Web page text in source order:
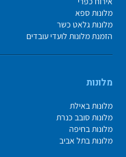
מלונות ספא
מלונות גלאט כשר
הזמנת מלונות לועדי עובדים
מלונות
מלונות באילת
מלונות סובב כנרת
מלונות בחיפה
מלונות בתל אביב